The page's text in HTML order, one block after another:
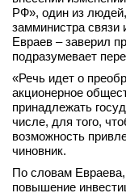
Стать
Вход
РФ», один из
замминистра
Евраев – заверил
подразумевает
«Речь идет о
акционерное
принадлежать
числе, для того,
возможность
чиновник.
По словам Евраева,
повышение